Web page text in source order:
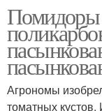
Помидоры
Агрономы
томатных